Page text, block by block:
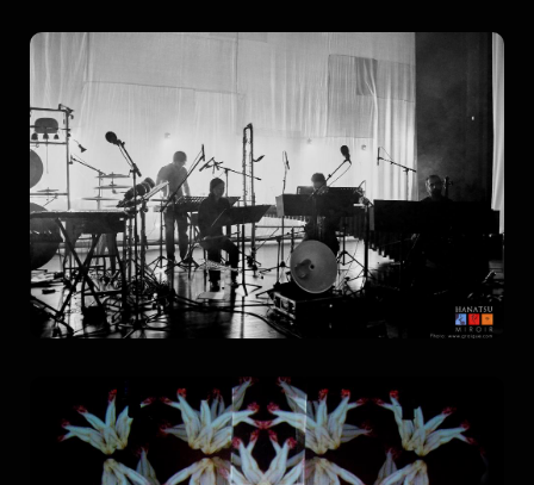
REQUIEM
Inspiré d’Anna Akhmatova.
more
Wis & Ramin